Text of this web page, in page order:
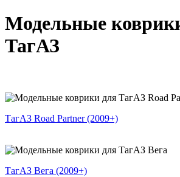
Модельные
ТагАЗ
ТагАЗ Road Partner (2009+)
ТагАЗ Вега (2009+)